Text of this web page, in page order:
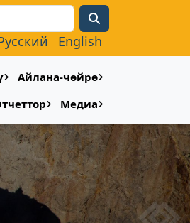
Search
English
Айлана-чөйрө
Медиа